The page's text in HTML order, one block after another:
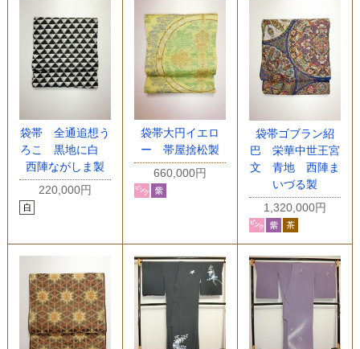
袋帯 全通追想う
ろこ 黒地に白
西陣ながしま製
220,000円
袋帯大円イエロ
ー 帯屋捨松製
660,000円
袋帯ゴブラン紹
巴 栄華中世王宮
文 青地 西陣ま
いづる製
1,320,000円